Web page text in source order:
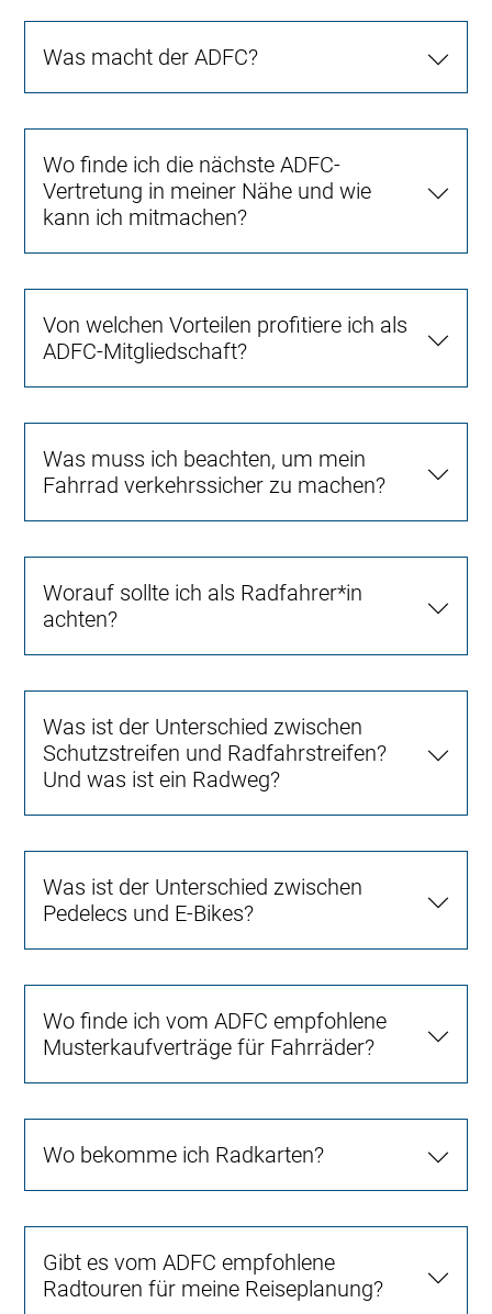
Was macht der ADFC?
Wo finde ich die nächste ADFC-
Vertretung in meiner Nähe und wie
kann ich mitmachen?
Von welchen Vorteilen profitiere ich als
ADFC-Mitgliedschaft?
Was muss ich beachten, um mein
Fahrrad verkehrssicher zu machen?
Worauf sollte ich als Radfahrer*in
achten?
Was ist der Unterschied zwischen
Schutzstreifen und Radfahrstreifen?
Und was ist ein Radweg?
Was ist der Unterschied zwischen
Pedelecs und E-Bikes?
Wo finde ich vom ADFC empfohlene
Musterkaufverträge für Fahrräder?
Wo bekomme ich Radkarten?
Gibt es vom ADFC empfohlene
Radtouren für meine Reiseplanung?